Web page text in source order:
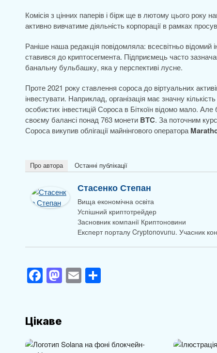
Комісія з цінних паперів і бірж ще в лютому цього року
активно вивчатиме діяльність корпорації в рамках
Раніше наша редакція повідомляла: всесвітньо
ставився до криптосегмента. Підприємець часто
банальну бульбашку, яка у перспективі лусне.
Проте 2021 року ставлення сороса до віртуальних
інвестувати. Наприклад, організація має значну
особистих інвестицій Сороса в Біткоїн відомо мало.
своєму балансі понад 763 монети BTC. За поточним
Сороса викупив облігації майнінгового оператора
Про автора Останні публікації
Стасенко Степан
Вища економічна освіта
Успішний криптотрейдер
Засновник компанії Криптоновини
Експерт порталу Cryptonovunu. Учасник
F
a
e
b
M
a
d
E
m
и
Цікаве